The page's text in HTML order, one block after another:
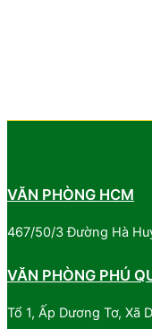
VĂN PHÒNG HCM
467/50/3 Đường Hà
VĂN PHÒNG PHÚ
Tổ 1, Ấp Dương Tơ, Xã